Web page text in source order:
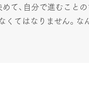
て、自分で進むこと
くてはなりません。な